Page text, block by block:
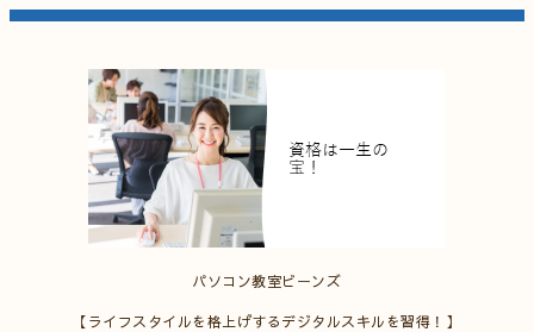
パソコン教室ビーンズ
【ライフスタイルを格上げするデジタルスキルを習得！】